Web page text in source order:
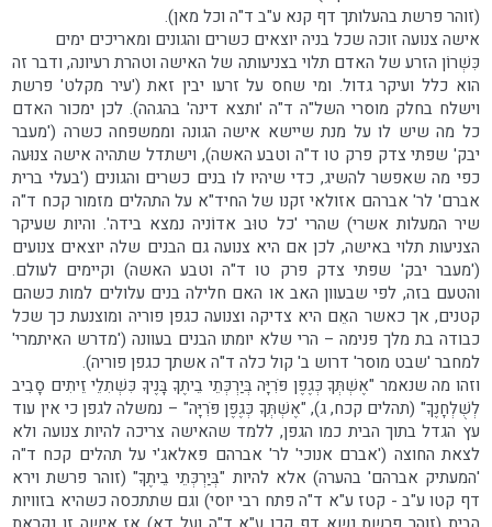
(זוהר פרשת בהעלותך דף קנא ע"ב ד"ה וכל מאן).
אישה צנועה זוכה שכל בניה יוצאים כשרים והגונים ומאריכים ימים
כִּשְׁרוֹן הזרע של האדם תלוי בצניעותה של האישה וטהרת רעיונה, ודבר זה
הוא כלל ועיקר גדול. ומי שחס על זרעו יבין זאת ('עיר מקלט' פרשת
וישלח בחלק מוסרי השל"ה ד"ה 'ותצא דינה' בהגהה). לכן ימכור האדם
כל מה שיש לו על מנת שיישא אישה הגונה וממשפחה כשרה ('מעבר
יבק' שפתי צדק פרק טו ד"ה וטבע האשה), וישתדל שתהיה אישה צנוּעה
כפי מה שאפשר להשיג, כדי שיהיו לו בנים כשרים והגונים ('בעלי ברית
אברם' לר' אברהם אזולאי זקנו של החיד"א על התהלים מזמור קכח ד"ה
שיר המעלות אשרי) שהרי 'כל טוּב אדוֹניה נמצא בידה'. והיות שעיקר
הצניעות תלוי באישה, לכן אם היא צנועה גם הבנים שלה יוצאים צנועים
('מעבר יבק' שפתי צדק פרק טו ד"ה וטבע האשה) וקיימים לעולם.
והטעם בזה, לפי שבעוון האב או האם חלילה בנים עלולים למות כשהם
קטנים, אך כאשר האֵם היא צדיקה וצנועה כגפן פוריה ומוצנעת כך שכל
כבודה בת מלך פנימה – הרי שלא יומתו הבנים בעוונה ('מדרש האיתמרי'
למחבר 'שבט מוסר' דרוש ב' קול כלה ד"ה אשתך כגפן פוריה).
וזהו מה שנאמר "אֶשְׁתְּךָ כְּגֶפֶן פֹּרִיָּה בְּיַרְכְּתֵי בֵיתֶךָ בָּנֶיךָ כִּשְׁתִלֵי זֵיתִים סָבִיב
לְשֻׁלְחָנֶךָ" (תהלים קכח, ג), "אֶשְׁתְּךָ כְּגֶפֶן פֹּרִיָּה" – נמשלה לגפן כי אין עוד
עץ הגדל בתוך הבית כמו הגפן, ללמד שהאישה צריכה להיות צנועה ולא
לצאת החוצה ('אברם אנוכי' לר' אברהם פאלאג'י על תהלים קכח ד"ה
'המעתיק אברהם' בהערה) אלא להיות "בְּיַרְכְּתֵי בֵיתֶךָ" (זוהר פרשת וירא
דף קטו ע"ב - קטז ע"א ד"ה פתח רבי יוסי) וגם שתתכסה כשהיא בזוויות